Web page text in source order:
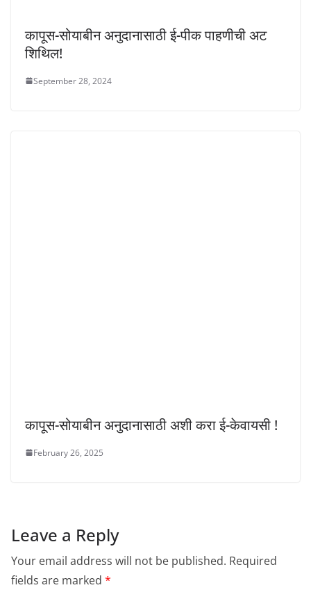
कापूस-सोयाबीन अनुदानासाठी ई-पीक पाहणीची अट
शिथिल!
September 28, 2024
कापूस-सोयाबीन अनुदानासाठी अशी करा ई-केवायसी !
February 26, 2025
Leave a Reply
Your email address will not be published. Required
fields are marked *